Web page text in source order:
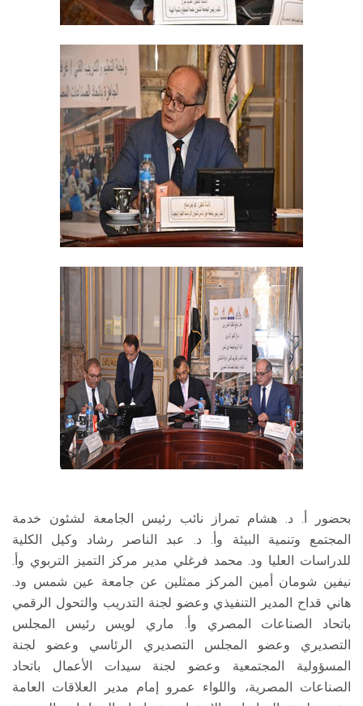
بحضور أ. د. هشام تمراز نائب رئيس الجامعة لشئون خدمة
المجتمع وتنمية البيئة وأ. د. عبد الناصر رشاد وكيل الكلية
للدراسات العليا ود. محمد فرغلي مدير مركز التميز التربوي وأ.
نيفين شومان أمين المركز ممثلين عن جامعة عين شمس ود.
هاني قداح المدير التنفيذي وعضو لجنة التدريب والتحول الرقمي
باتحاد الصناعات المصري وأ. ماري لويس رئيس المجلس
التصديري وعضو المجلس التصديري الرئاسي وعضو لجنة
المسؤولية المجتمعية وعضو لجنة سيدات الأعمال باتحاد
الصناعات المصرية، واللواء عمرو إمام مدير العلاقات العامة